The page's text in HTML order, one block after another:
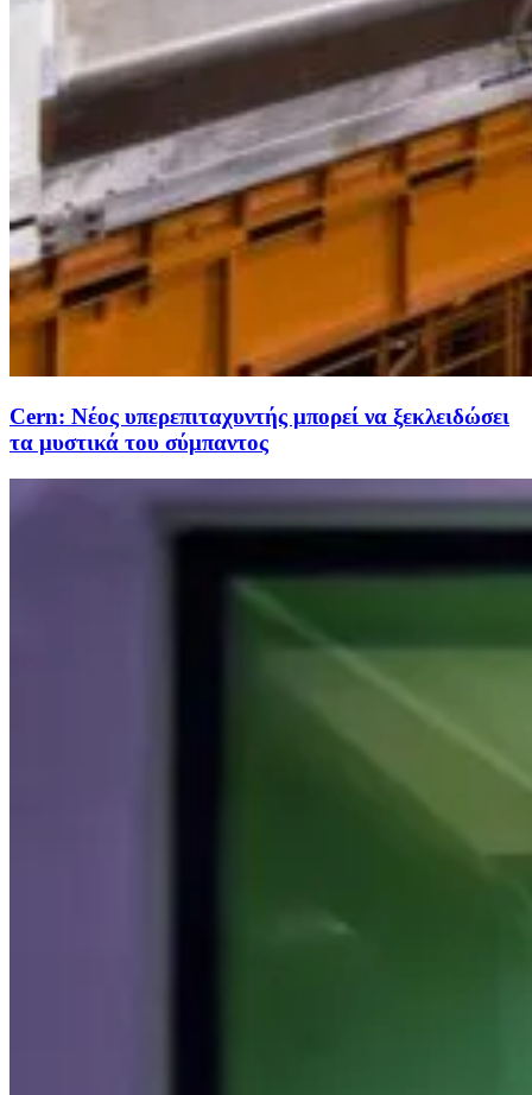
Cern: Νέος υπερεπιταχυντής μπορεί να ξεκλειδώσει
τα μυστικά του σύμπαντος